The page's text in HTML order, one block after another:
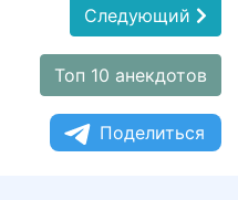
Следующий
Топ 10 анекдотов
Поделиться